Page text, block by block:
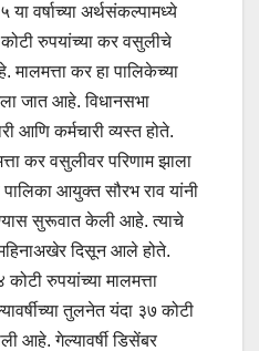
‌वर्षाच्या अर्थसंकल्पामध्ये
कोटी रुपयांच्या कर वसुलीचे
मालमत्ता कर हा पालिकेच्या
जात आहे. विधानसभा
आणि कर्मचारी व्यस्त होते.
कर वसुलीवर परिणाम झाला
आयुक्त सौरभ राव यांनी
सुरूवात केली आहे. त्याचे
दिसून आले होते.
रुपयांच्या मालमत्ता
तुलनेत यंदा ३७ कोटी
आहे. गेल्यावर्षी डिसेंबर